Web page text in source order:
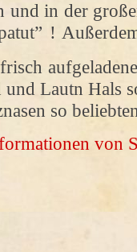
und in der
!
Lautn Hals
so
von